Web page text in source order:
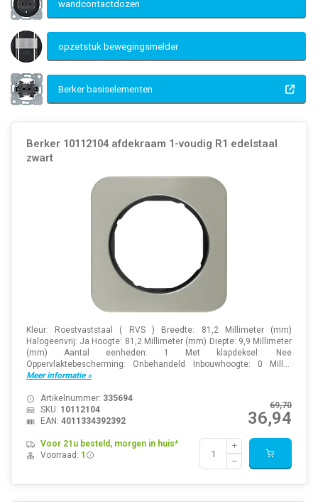
wandcontactdozen
opzetstuk bewegingsmelder
Berker basiselementen
Berker 10112104 afdekraam 1-voudig R1 edelstaal
zwart
Kleur: Roestvaststaal ( RVS ) Breedte: 81,2 Millimeter (mm)
Halogeenvrij: Ja Hoogte: 81,2 Millimeter (mm) Diepte: 9,9 Millimeter
(mm) Aantal eenheden: 1 Met klapdeksel: Nee
Oppervlaktebescherming: Onbehandeld Inbouwhoogte: 0 Mill...
Meer informatie »
69,70
36,94
Artikelnummer: 335694
SKU: 10112104
EAN: 4011334392392
Voor 21u besteld, morgen in huis*
Voorraad: 1